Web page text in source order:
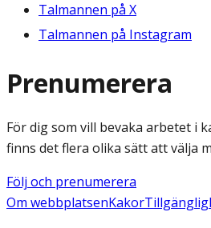
Talmannen på X
Talmannen på Instagram
Prenumerera
För dig som vill bevaka arbetet i
finns det flera olika sätt att välja
Följ och prenumerera
Om webbplatsenKakor